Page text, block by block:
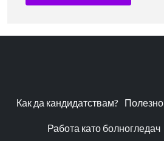
Как да кандидатствам? Полезно
Работа като болногледач